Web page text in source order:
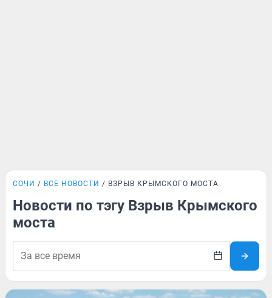
СОЧИ ВСЕ НОВОСТИ ВЗРЫВ КРЫМСКОГО МОСТА
Новости по тэгу Взрыв Крымского
моста